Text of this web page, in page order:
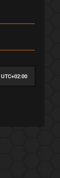
UTC+02:00